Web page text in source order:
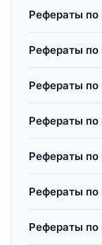
Рефераты по
Рефераты по
Рефераты по
Рефераты по
Рефераты по
Рефераты по
Рефераты по